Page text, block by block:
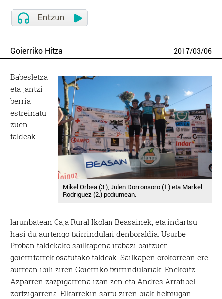
Goierriko Hitza 2017/03/06
Mikel Orbea (3.), Julen Dorronsoro (1.) eta Markel
Rodriguez (2.) podiumean.
Babesletza
eta jantzi
berria
estreinatu
zuen
taldeak
larunbatean Caja Rural Ikolan Beasainek, eta indartsu
hasi du aurtengo txirrindulari denboraldia. Usurbe
Proban taldekako sailkapena irabazi baitzuen
goierritarrek osatutako taldeak. Sailkapen orokorrean ere
aurrean ibili ziren Goierriko txirrindulariak: Enekoitz
Azparren zazpigarrena izan zen eta Andres Arratibel
zortzigarrena. Elkarrekin sartu ziren biak helmugan.